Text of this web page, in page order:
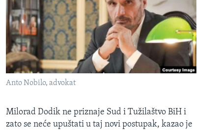
Anto Nobilo, advokat
Milorad Dodik ne priznaje Sud i Tužilaštvo BiH i
zato se neće upuštati u taj novi postupak, kazao je